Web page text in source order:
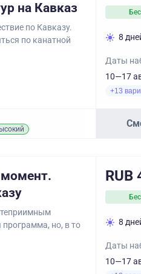
на Кавказ
по Кавказу.
по канатной
8
Даты
10—17
+13
но, в то
RUB
8
Даты
10—17